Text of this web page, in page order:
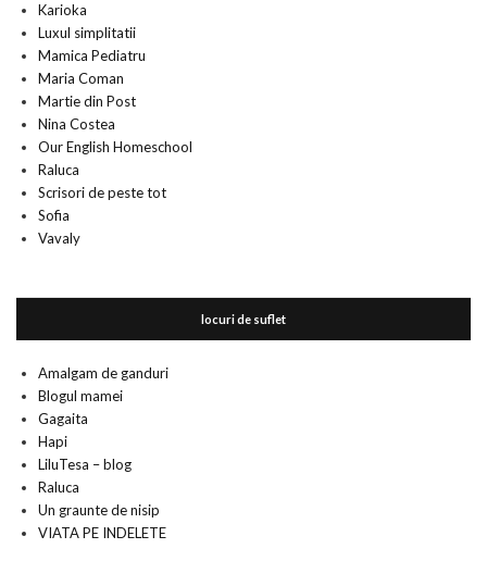
Karioka
Luxul simplitatii
Mamica Pediatru
Maria Coman
Martie din Post
Nina Costea
Our English Homeschool
Raluca
Scrisori de peste tot
Sofia
Vavaly
locuri de suflet
Amalgam de ganduri
Blogul mamei
Gagaita
Hapi
LiluTesa – blog
Raluca
Un graunte de nisip
VIATA PE INDELETE